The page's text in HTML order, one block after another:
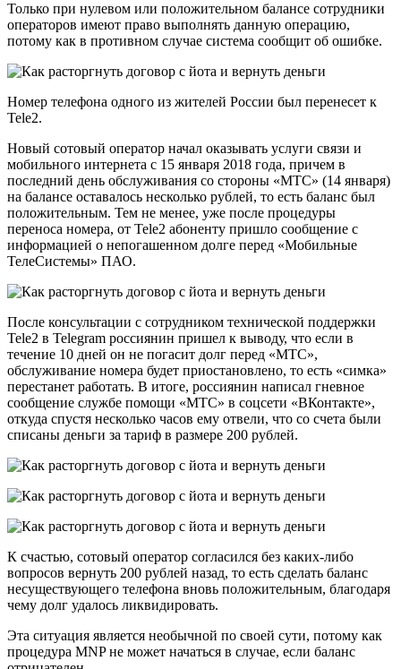
Только при нулевом или положительном балансе сотрудники
операторов имеют право выполнять данную операцию,
потому как в противном случае система сообщит об ошибке.
Номер телефона одного из жителей России был перенесет к
Tele2.
Новый сотовый оператор начал оказывать услуги связи и
мобильного интернета с 15 января 2018 года, причем в
последний день обслуживания со стороны «МТС» (14 января)
на балансе оставалось несколько рублей, то есть баланс был
положительным. Тем не менее, уже после процедуры
переноса номера, от Tele2 абоненту пришло сообщение с
информацией о непогашенном долге перед «Мобильные
ТелеСистемы» ПАО.
После консультации с сотрудником технической поддержки
Tele2 в Telegram россиянин пришел к выводу, что если в
течение 10 дней он не погасит долг перед «МТС»,
обслуживание номера будет приостановлено, то есть «симка»
перестанет работать. В итоге, россиянин написал гневное
сообщение службе помощи «МТС» в соцсети «ВКонтакте»,
откуда спустя несколько часов ему отвели, что со счета были
списаны деньги за тариф в размере 200 рублей.
К счастью, сотовый оператор согласился без каких-либо
вопросов вернуть 200 рублей назад, то есть сделать баланс
несуществующего телефона вновь положительным, благодаря
чему долг удалось ликвидировать.
Эта ситуация является необычной по своей сути, потому как
процедура MNP не может начаться в случае, если баланс